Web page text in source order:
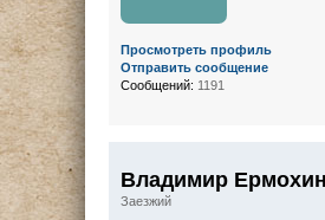
Просмотреть профиль
Отправить сообщение
Сообщений: 1191
Владимир Ермохин
Заезжий